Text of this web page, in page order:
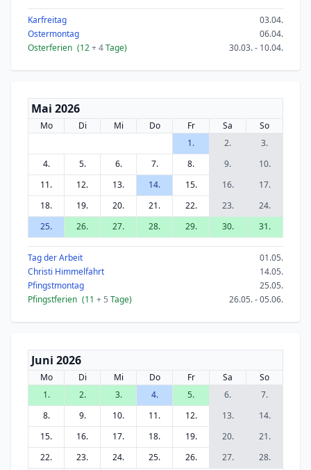
Karfreitag
03.04.
Ostermontag
06.04.
Osterferien (12+ 4Tage) 30.03. - 10.04.
Mai 2026
Mo Di Mi Do Fr Sa
So
1.
2.
3.
4.
5. 6. 7. 8. 9.
10.
11.
12. 13. 14. 15. 16.
17.
18.
19. 20. 21. 22. 23.
24.
25.
26. 27. 28. 29. 30. 31.
Tag der Arbeit
01.05.
Christi Himmelfahrt
14.05.
Pfingstmontag
25.05.
Pfingstferien (11 + 5 Tage) 26.05. - 05.06.
Juni 2026
Mo Di Mi Do Fr Sa
So
1.
2. 3. 4. 5. 6.
7.
8.
9. 10. 11. 12. 13.
14.
15.
16. 17. 18. 19. 20.
21.
22.
23. 24. 25. 26. 27. 28.